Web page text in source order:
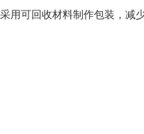
用可回收材料制作包装，减